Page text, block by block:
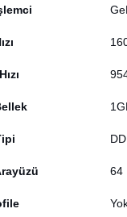
64